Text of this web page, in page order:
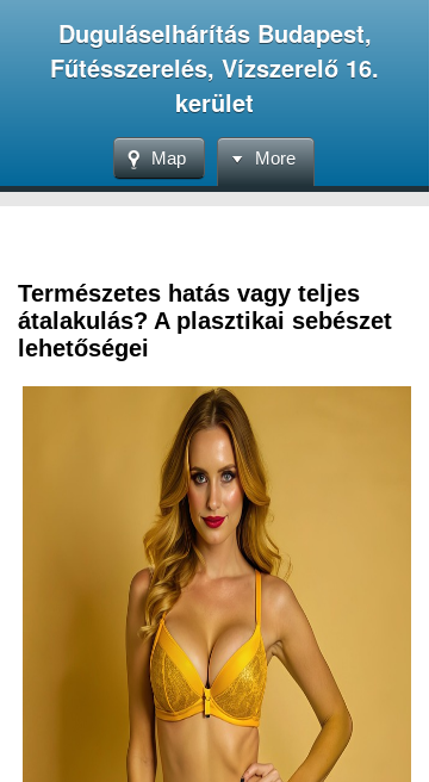
Duguláselhárítás Budapest,
Fűtésszerelés, Vízszerelő 16.
kerület
Map More
Természetes hatás vagy teljes
átalakulás? A plasztikai sebészet
lehetőségei